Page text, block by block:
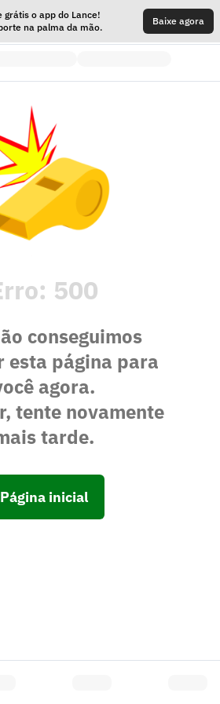
grátis o app do Lance!
na palma da mão.
Baixe agora
500
conseguimos
esta página para
agora.
tente novamente
tarde.
Página inicial